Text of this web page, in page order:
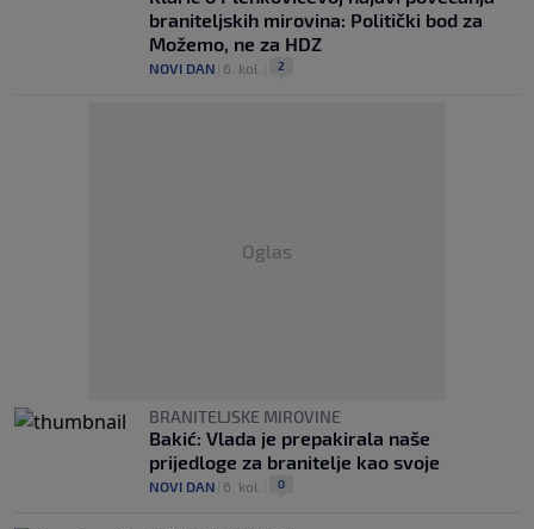
braniteljskih mirovina: Politički bod za
Možemo, ne za HDZ
NOVI DAN 6. kol. 2
Oglas
BRANITELJSKE MIROVINE
Bakić: Vlada je prepakirala naše
prijedloge za branitelje kao svoje
NOVI DAN 6. kol. 0